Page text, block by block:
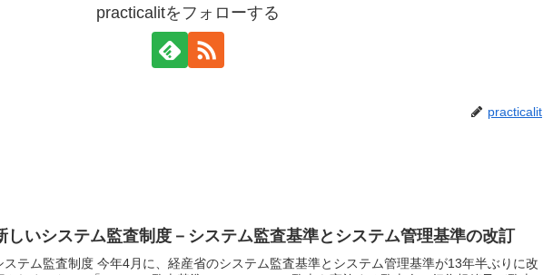
practicalitをフォローする
practicalit
しいシステム監査制度－システム監査基準とシステム管理基準の改訂
ステム監査制度 今年4月に、経産省のシステム監査基準とシステム管理基準が13年半ぶりに改